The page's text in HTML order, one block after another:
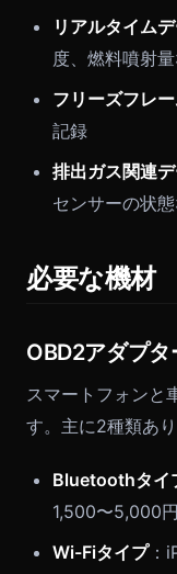
リアルタイム
度、燃料噴射
フリーズフレ
記録
排出ガス関連
センサーの状
必要な機材
OBD2アダプタ
スマートフォンと
す。主に2種類あり
Bluetoothタイ
1,500〜5,000
Wi-Fiタイプ：